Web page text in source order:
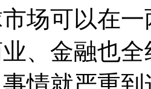
场可以在
、金融也
情就严重